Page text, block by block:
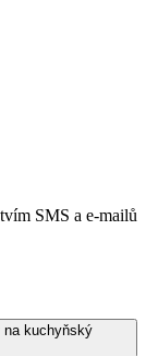
SMS a e-mailů
na kuchyňský